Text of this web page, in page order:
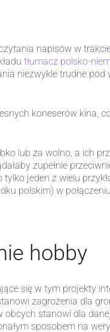
napisów w
tłumacz polsko-
niezwykle trudne pod
koneserów kina,
lub za wolno, a ich
zupełnie
jeden z wielu
polskim) w
hobby
się w tym projekty
zagrożenia dla
stanowi dla
sposobem na